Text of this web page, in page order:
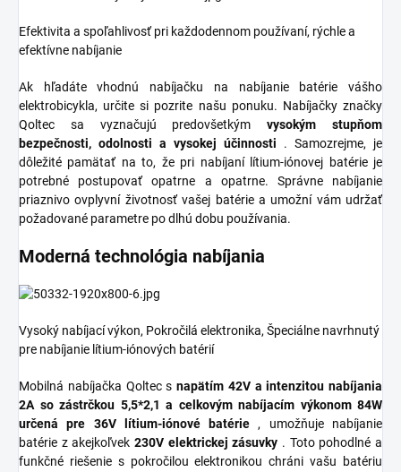
Efektivita a spoľahlivosť pri každodennom používaní, rýchle a
efektívne nabíjanie
Ak hľadáte vhodnú nabíjačku na nabíjanie batérie vášho
elektrobicykla, určite si pozrite našu ponuku. Nabíjačky značky
Qoltec sa vyznačujú predovšetkýmvysokým stupňom
bezpečnosti, odolnosti a vysokej účinnosti . Samozrejme, je
dôležité pamätať na to, že pri nabíjaní lítium-iónovej batérie je
potrebné postupovať opatrne a opatrne. Správne nabíjanie
priaznivo ovplyvní životnosť vašej batérie a umožní vám udržať
požadované parametre po dlhú dobu používania.
Moderná technológia nabíjania
Vysoký nabíjací výkon, Pokročilá elektronika, Špeciálne navrhnutý
pre nabíjanie lítium-iónových batérií
Mobilná nabíjačka Qoltec s napätím 42V a intenzitou nabíjania
2A so zástrčkou 5,5*2,1 a celkovým nabíjacím výkonom 84W
určená pre 36V lítium-iónové batérie , umožňuje nabíjanie
batérie z akejkoľvek 230V elektrickej zásuvky . Toto pohodlné a
funkčné riešenie s pokročilou elektronikou chráni vašu batériu